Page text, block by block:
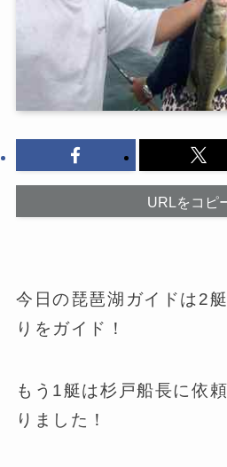
URLをコピ
今日の琵琶湖ガイドは2
りをガイド！
もう1艇は杉戸船長に依
りました！